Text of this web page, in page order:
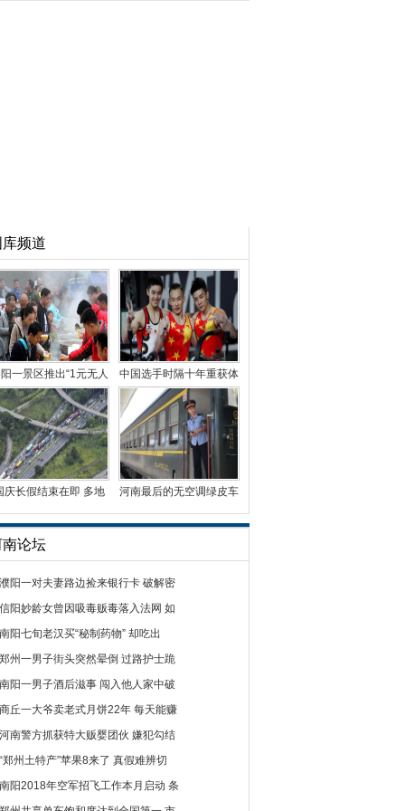
库频道
一景区推出“1元无人
售卖午餐” 引千人
中国选手时隔十年重获体
操世锦赛男子“全能
庆长假结束在即 多地
河南最后的无空调绿皮车
南论坛
濮阳一对夫妻路边捡来银行卡 破解密
信阳妙龄女曾因吸毒贩毒落入法网 如
南阳七旬老汉买“秘制药物” 却吃出
郑州一男子街头突然晕倒 过路护士跪
南阳一男子酒后滋事 闯入他人家中破
商丘一大爷卖老式月饼22年 每天能赚
河南警方抓获特大贩婴团伙 嫌犯勾结
“郑州土特产”苹果8来了 真假难辨切
南阳2018年空军招飞工作本月启动 条